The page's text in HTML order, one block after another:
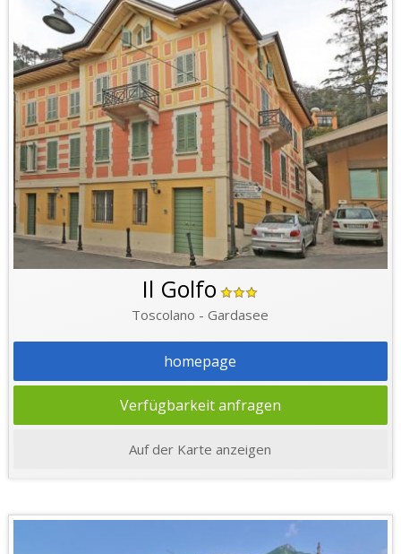
Il Golfo
Toscolano - Gardasee
homepage
Verfügbarkeit anfragen
Auf der Karte anzeigen